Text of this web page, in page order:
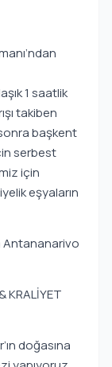
1 saatlik
takiben
başkent
serbest
için
eşyaların
Antananarivo
KRALİYET
doğasına